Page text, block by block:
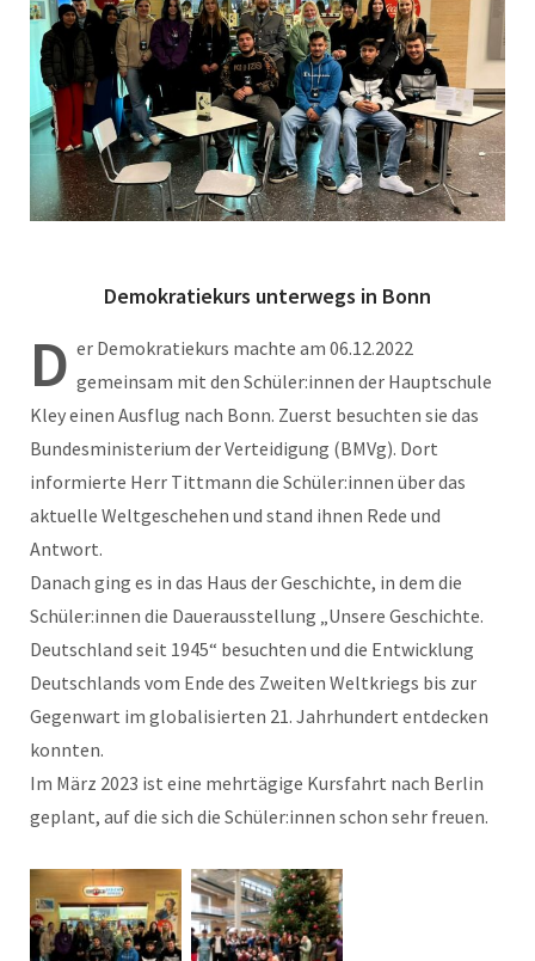
Demokratiekurs unterwegs in Bonn
D er Demokratiekurs machte am 06.12.2022
gemeinsam mit den Schüler:innen der Hauptschule
Kley einen Ausflug nach Bonn. Zuerst besuchten sie das
Bundesministerium der Verteidigung (BMVg). Dort
informierte Herr Tittmann die Schüler:innen über das
aktuelle Weltgeschehen und stand ihnen Rede und
Antwort.
Danach ging es in das Haus der Geschichte, in dem die
Schüler:innen die Dauerausstellung „Unsere Geschichte.
Deutschland seit 1945“ besuchten und die Entwicklung
Deutschlands vom Ende des Zweiten Weltkriegs bis zur
Gegenwart im globalisierten 21. Jahrhundert entdecken
konnten.
Im März 2023 ist eine mehrtägige Kursfahrt nach Berlin
geplant, auf die sich die Schüler:innen schon sehr freuen.